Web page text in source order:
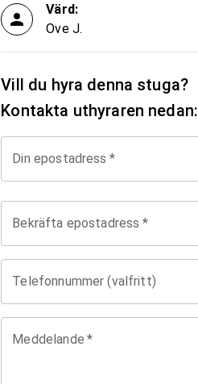
Värd:
Ove J.
Vill du hyra denna stuga?
Kontakta uthyraren nedan:
Din epostadress *
Bekräfta epostadress *
Telefonnummer (valfritt)
Meddelande *